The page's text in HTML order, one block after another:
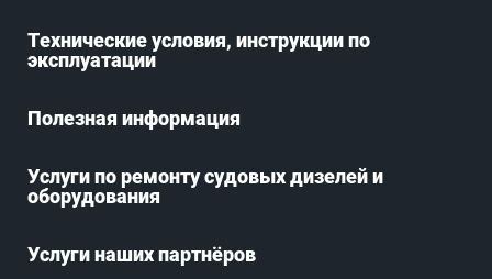
Технические условия, инструкции по
эксплуатации
Полезная информация
Услуги по ремонту судовых дизелей и
оборудования
Услуги наших партнёров